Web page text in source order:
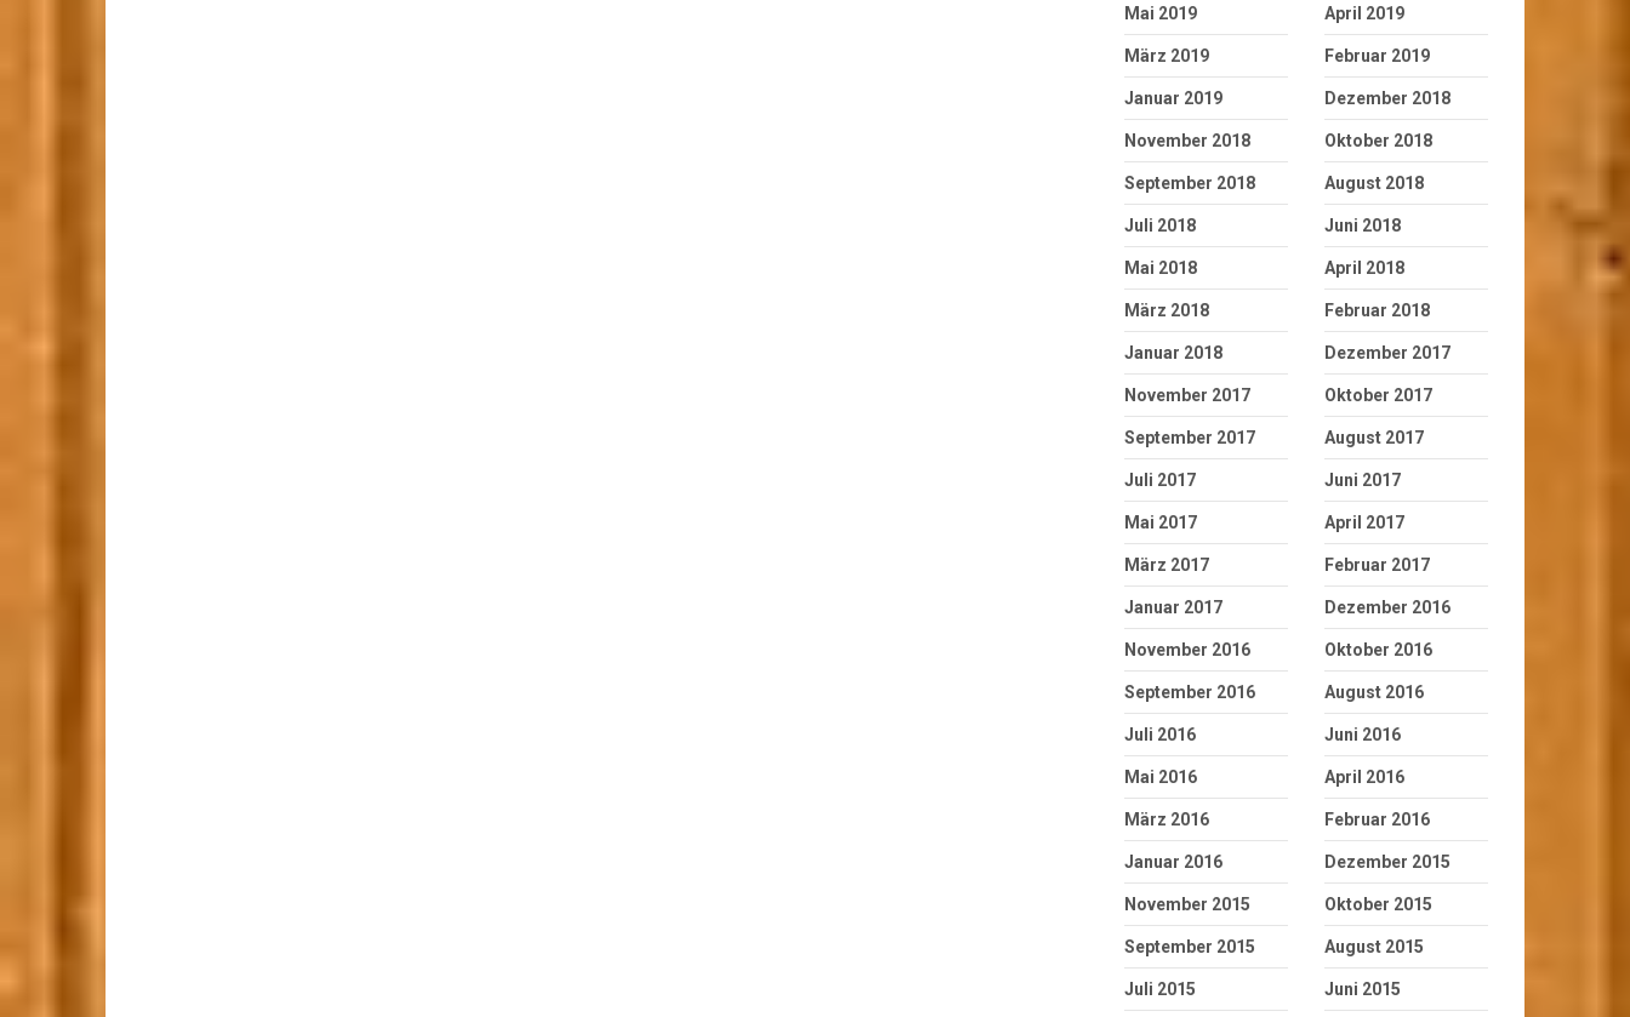
Mai 2019 April 2019
März 2019 Februar 2019
Januar 2019 Dezember 2018
November 2018 Oktober 2018
September 2018 August 2018
Juli 2018 Juni 2018
Mai 2018 April 2018
März 2018 Februar 2018
Januar 2018 Dezember 2017
November 2017 Oktober 2017
September 2017 August 2017
Juli 2017 Juni 2017
Mai 2017 April 2017
März 2017 Februar 2017
Januar 2017 Dezember 2016
November 2016 Oktober 2016
September 2016 August 2016
Juli 2016 Juni 2016
Mai 2016 April 2016
März 2016 Februar 2016
Januar 2016 Dezember 2015
November 2015 Oktober 2015
September 2015 August 2015
Juli 2015 Juni 2015